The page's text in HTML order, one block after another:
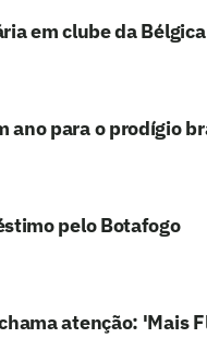
em clube da Bélgica
ano para o prodígio
pelo Botafogo
atenção: 'Mais